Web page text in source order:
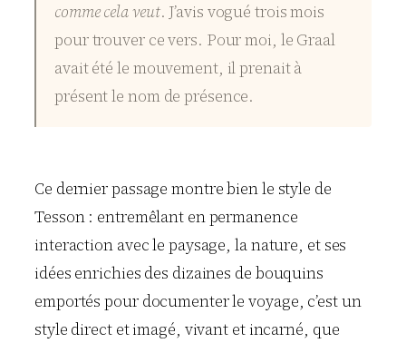
comme cela veut. J’avis vogué trois mois
pour trouver ce vers. Pour moi, le Graal
avait été le mouvement, il prenait à
présent le nom de présence.
Ce dernier passage montre bien le style de
Tesson : entremêlant en permanence
interaction avec le paysage, la nature, et ses
idées enrichies des dizaines de bouquins
emportés pour documenter le voyage, c’est un
style direct et imagé, vivant et incarné, que